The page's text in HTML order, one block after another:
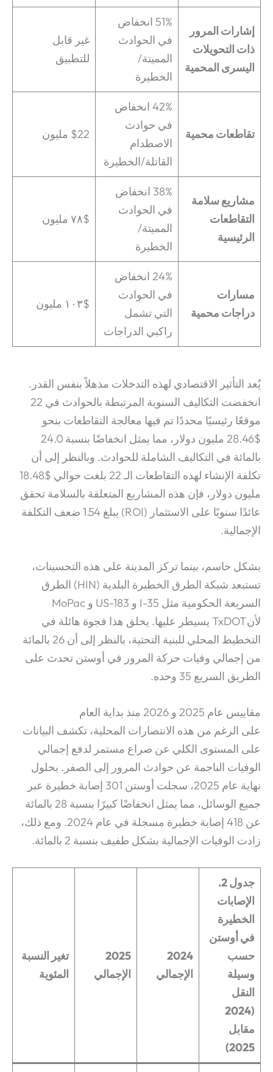
إشارات المرور
ذات التحويلات
اليسرى المحمية
51% انخفاض
في الحوادث
المميتة/
الخطيرة
غير قابل
للتطبيق
تقاطعات محمية
42% انخفاض
في حوادث
الاصطدام
القاتلة/الخطيرة
$22 مليون
مشاريع سلامة
التقاطعات
الرئيسية
38% انخفاض
في الحوادث
المميتة/
الخطيرة
$٧٨ مليون
مسارات
دراجات محمية
24% انخفاض
في الحوادث
التي تشمل
راكبي الدراجات
$١٠٣ مليون
يُعد التأثير الاقتصادي لهذه التدخلات مذهلاً بنفس القدر.
انخفضت التكاليف السنوية المرتبطة بالحوادث في 22
موقعًا رئيسيًا محددًا تم فيها معالجة التقاطعات بنحو
$28.46 مليون دولار، مما يمثل انخفاضًا بنسبة 24.0
بالمائة في التكاليف الشاملة للحوادث. وبالنظر إلى أن
تكلفة الإنشاء لهذه التقاطعات الـ 22 بلغت حوالي $18.48
مليون دولار، فإن هذه المشاريع المتعلقة بالسلامة تحقق
عائدًا سنويًا على الاستثمار (ROI) يبلغ 1.54 ضعف التكلفة
الإجمالية.
بشكل حاسم، بينما تركز المدينة على هذه التحسينات،
تستبعد شبكة الطرق الخطيرة البلدية (HIN) الطرق
السريعة الحكومية مثل I-35 و US-183 و MoPac
لأنTxDOT يسيطر عليها.
يخلق هذا فجوة هائلة في
التخطيط المحلي للبنية التحتية، بالنظر إلى أن 26 بالمائة
من إجمالي وفيات حركة المرور في أوستن تحدث على
الطريق السريع 35 وحده.
مقاييس عام 2025 و 2026 منذ بداية العام
على الرغم من هذه الانتصارات المحلية، تكشف البيانات
على المستوى الكلي عن صراع مستمر لدفع إجمالي
الوفيات الناجمة عن حوادث المرور إلى الصفر. بحلول
نهاية عام 2025، سجلت أوستن 301 إصابة خطيرة عبر
جميع الوسائل، مما يمثل انخفاضًا كبيرًا بنسبة 28 بالمائة
عن 418 إصابة خطيرة مسجلة في عام 2024. ومع ذلك،
زادت الوفيات الإجمالية بشكل طفيف بنسبة 2 بالمائة.
جدول 2.
الإصابات
الخطيرة
في أوستن
حسب
وسيلة
النقل
(2024
مقابل
2025)
2024
الإجمالي
2025
الإجمالي
تغير النسبة
المئوية